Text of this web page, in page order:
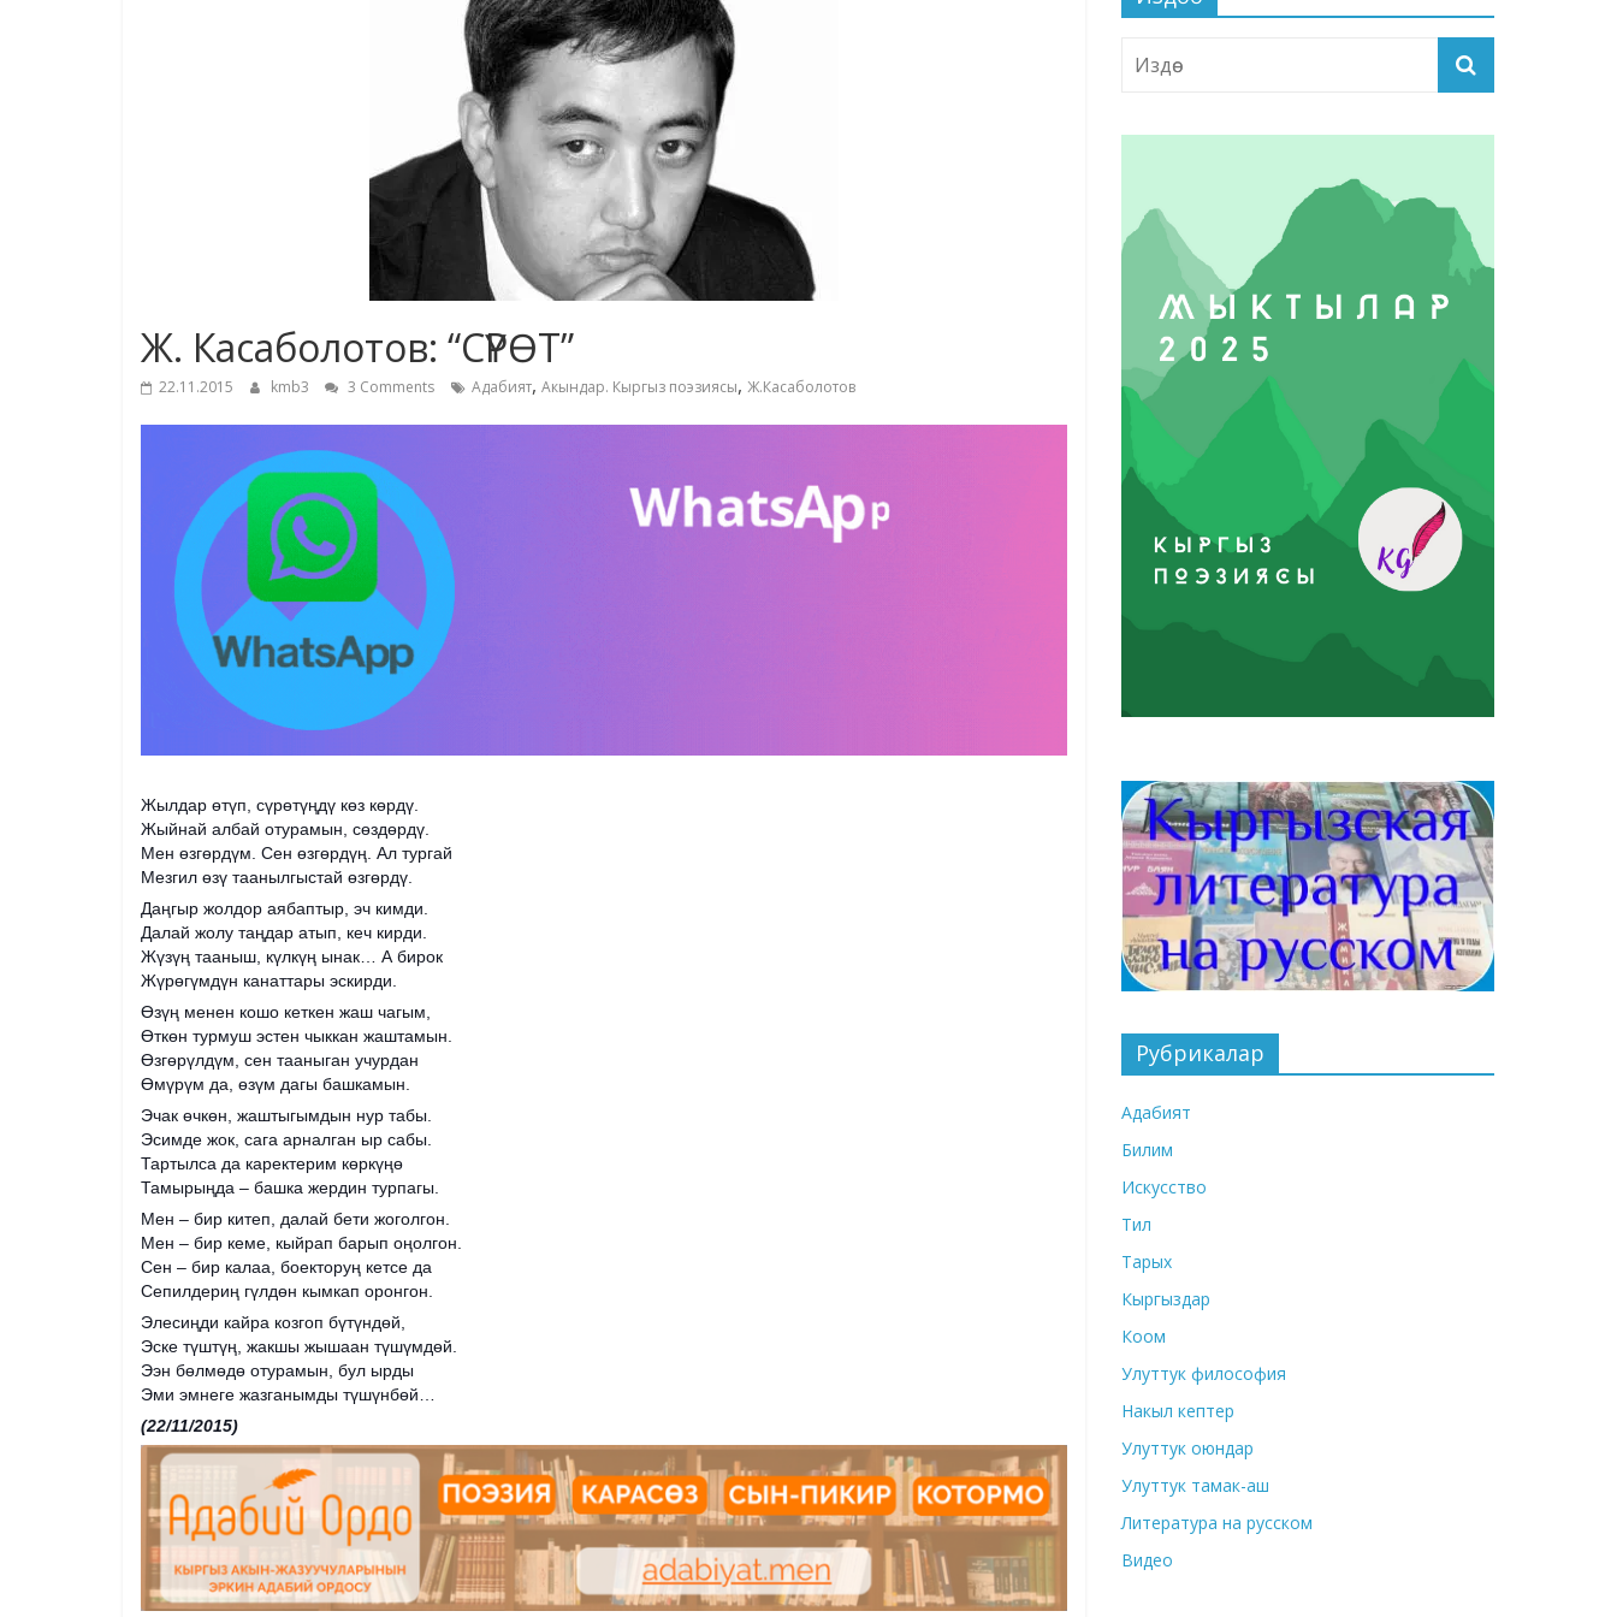
Ж. Касаболотов: “СҮРӨТ”
22.11.2015 kmb3 3 Comments Адабият, Акындар. Кыргыз поэзиясы, Ж.Касаболотов
Жылдар өтүп, сүрөтүңдү көз көрдү.
Жыйнай албай отурамын, сөздөрдү.
Мен өзгөрдүм. Сен өзгөрдүң. Ал тургай
Мезгил өзү таанылгыстай өзгөрдү.
Даңгыр жолдор аябаптыр, эч кимди.
Далай жолу таңдар атып, кеч кирди.
Жүзүң тааныш, күлкүң ынак… А бирок
Жүрөгүмдүн канаттары эскирди.
Өзүң менен кошо кеткен жаш чагым,
Өткөн турмуш эстен чыккан жаштамын.
Өзгөрүлдүм, сен тааныган учурдан
Өмүрүм да, өзүм дагы башкамын.
Эчак өчкөн, жаштыгымдын нур табы.
Эсимде жок, сага арналган ыр сабы.
Тартылса да каректерим көркүңө
Тамырыңда – башка жердин турпагы.
Мен – бир китеп, далай бети жоголгон.
Мен – бир кеме, кыйрап барып оңолгон.
Сен – бир калаа, боекторуң кетсе да
Сепилдериң гүлдөн кымкап оронгон.
Элесиңди кайра козгоп бүтүндөй,
Эске түштүң, жакшы жышаан түшүмдөй.
Ээн бөлмөдө отурамын, бул ырды
Эми эмнеге жазганымды түшүнбөй…
(22/11/2015)
Рубрикалар
Адабият
Билим
Искусство
Тил
Тарых
Кыргыздар
Коом
Улуттук философия
Накыл кептер
Улуттук оюндар
Улуттук тамак-аш
Литература на русском
Видео